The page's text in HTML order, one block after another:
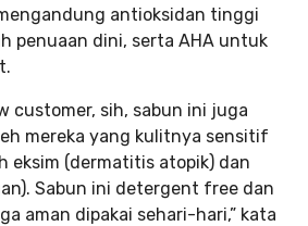
antioksidan tinggi
penuaan dini, serta AHA untuk
customer, sih, sabun ini juga
mereka yang kulitnya sensitif
eksim (dermatitis atopik) dan
Sabun ini detergent free dan
aman dipakai sehari-hari,” kata